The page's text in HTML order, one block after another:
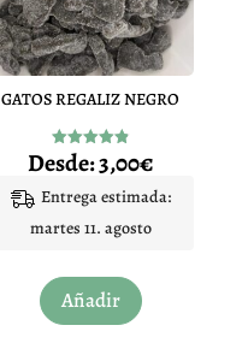
GATOS REGALIZ NEGRO
Valorado
con
de 5
Desde:3,00€
Entrega estimada:
martes 11. agosto
Añadir
producto